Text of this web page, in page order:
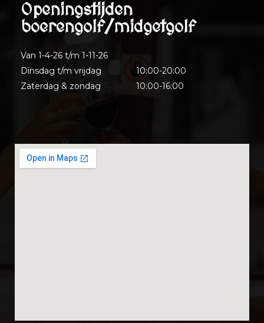
Openingstijden
boerengolf/midgetgolf
Van 1-4-26 t/m 1-11-26
Dinsdag t/m vrijdag
Zaterdag & zondag
10:00-20:00
10:00-16:00